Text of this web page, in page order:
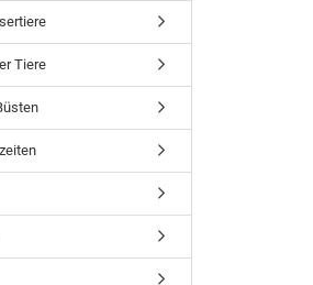
Tiere